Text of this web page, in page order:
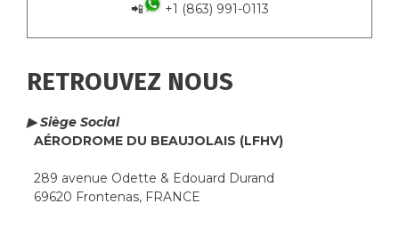
📲
+1 (863) 991-0113
RETROUVEZ NOUS
▶ Siège Social
AÉRODROME DU BEAUJOLAIS (LFHV)
289 avenue Odette & Edouard Durand
69620 Frontenas, FRANCE